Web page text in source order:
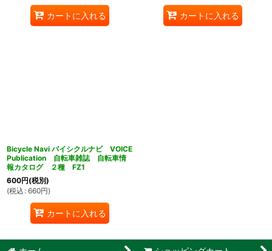
カートに入れる カートに入れる
Bicycle Navi バイシクルナビ VOICE
Publication 自転車雑誌 自転車情
報カタログ ２種 FZ1
600円(税別)
(税込 : 660円)
カートに入れる